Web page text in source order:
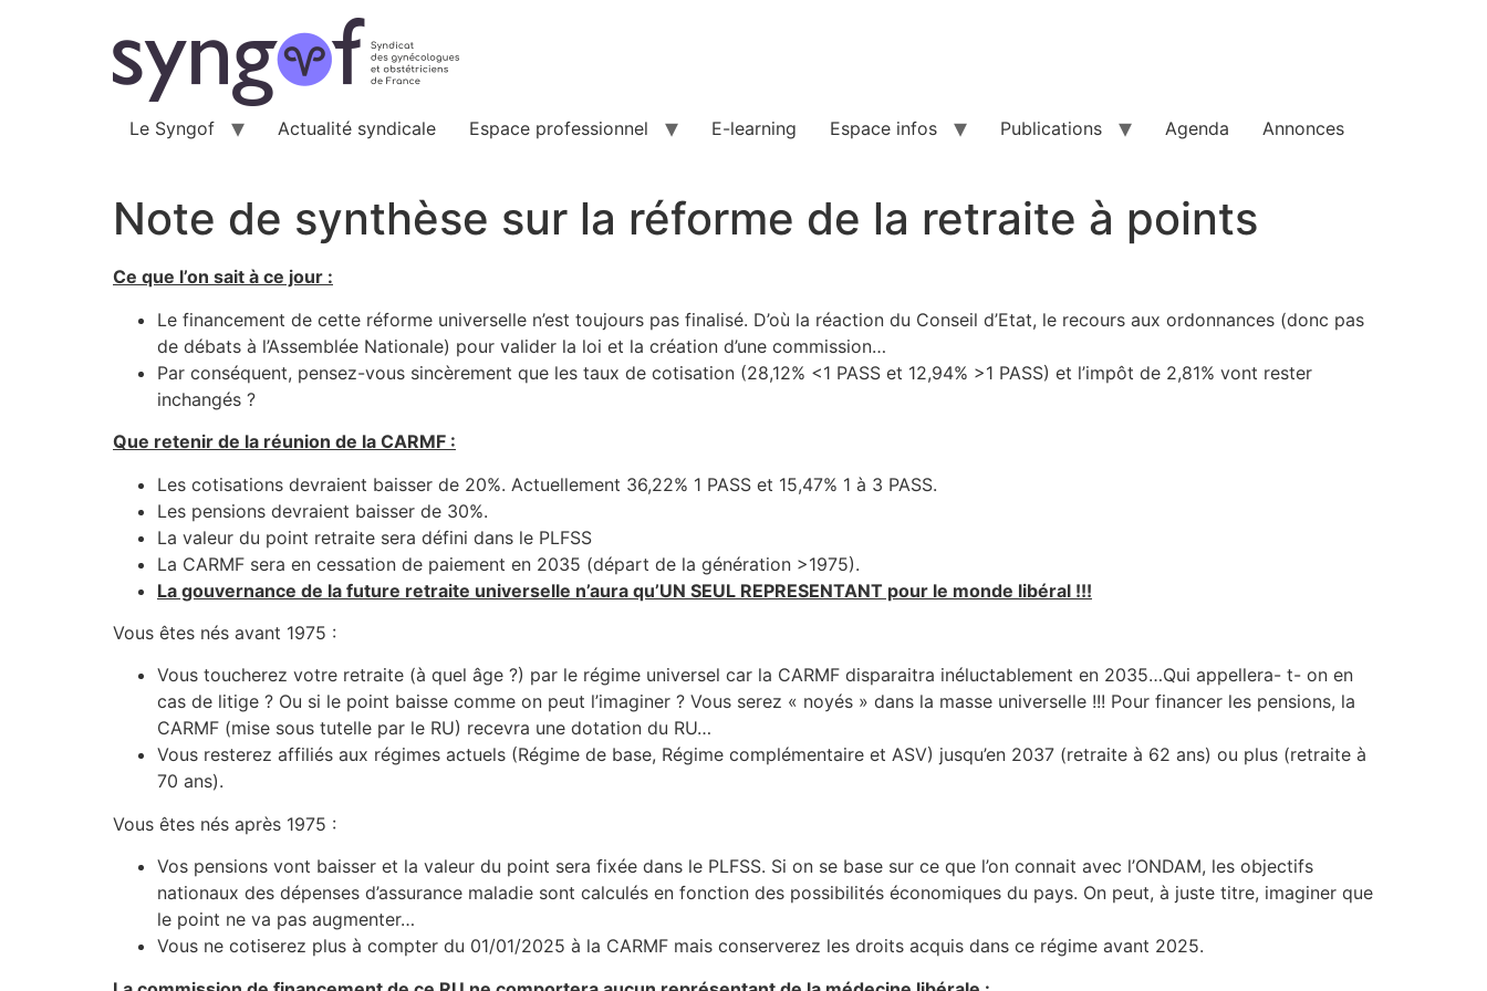
Le Syngof Actualité syndicale Espace professionnel E-learning Espace infos Publications Agenda Annonces
Note de synthèse sur la réforme de la retraite à points
Ce que l’on sait à ce jour :
Le financement de cette réforme universelle n’est toujours pas finalisé. D’où la réaction du Conseil d’Etat, le recours aux ordonnances (donc pas
de débats à l’Assemblée Nationale) pour valider la loi et la création d’une commission…
Par conséquent, pensez-vous sincèrement que les taux de cotisation (28,12% <1 PASS et 12,94% >1 PASS) et l’impôt de 2,81% vont rester
inchangés ?
Que retenir de la réunion de la CARMF :
Les cotisations devraient baisser de 20%. Actuellement 36,22% 1 PASS et 15,47% 1 à 3 PASS.
Les pensions devraient baisser de 30%.
La valeur du point retraite sera défini dans le PLFSS
La CARMF sera en cessation de paiement en 2035 (départ de la génération >1975).
La gouvernance de la future retraite universelle n’aura qu’UN SEUL REPRESENTANT pour le monde libéral !!!
Vous êtes nés avant 1975 :
Vous toucherez votre retraite (à quel âge ?) par le régime universel car la CARMF disparaitra inéluctablement en 2035…Qui appellera- t- on en
cas de litige ? Ou si le point baisse comme on peut l’imaginer ? Vous serez « noyés » dans la masse universelle !!! Pour financer les pensions, la
CARMF (mise sous tutelle par le RU) recevra une dotation du RU…
Vous resterez affiliés aux régimes actuels (Régime de base, Régime complémentaire et ASV) jusqu’en 2037 (retraite à 62 ans) ou plus (retraite à
70 ans).
Vous êtes nés après 1975 :
Vos pensions vont baisser et la valeur du point sera fixée dans le PLFSS. Si on se base sur ce que l’on connait avec l’ONDAM, les objectifs
nationaux des dépenses d’assurance maladie sont calculés en fonction des possibilités économiques du pays. On peut, à juste titre, imaginer que
le point ne va pas augmenter…
Vous ne cotiserez plus à compter du 01/01/2025 à la CARMF mais conserverez les droits acquis dans ce régime avant 2025.